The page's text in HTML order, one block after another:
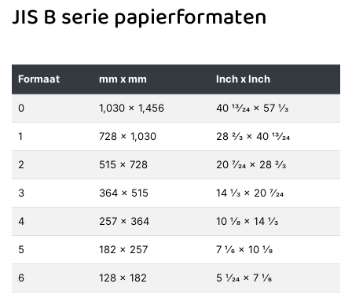
JIS B serie papierformaten
Formaat mm x mm Inch x Inch
0 1,030 × 1,456 40 13⁄24 × 57 1⁄3
1 728 × 1,030 28 2⁄3 × 40 13⁄24
2 515 × 728 20 7⁄24 × 28 2⁄3
3 364 × 515 14 1⁄3 × 20 7⁄24
4 257 × 364 10 1⁄8 × 14 1⁄3
5 182 × 257 7 1⁄6 × 10 1⁄8
6 128 × 182 5 1⁄24 × 7 1⁄6